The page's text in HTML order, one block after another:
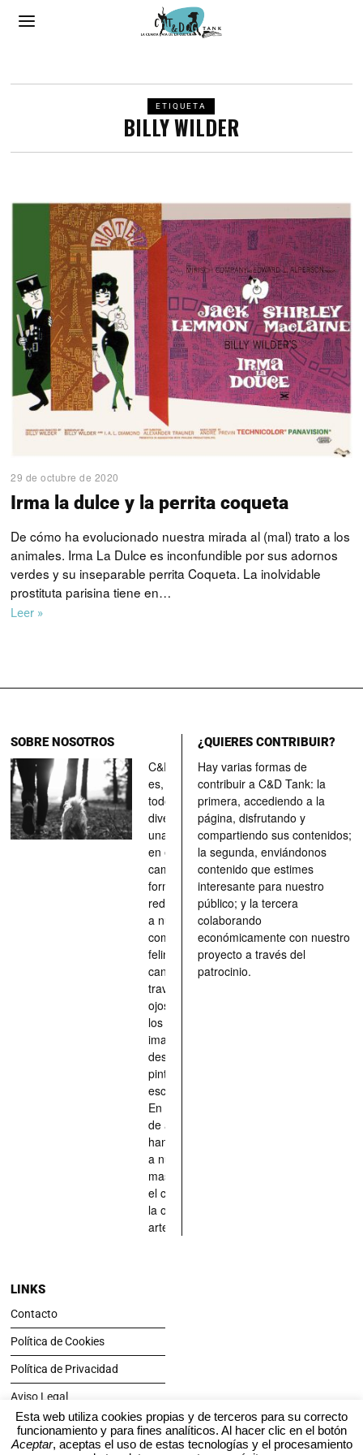
ETIQUETA
BILLY WILDER
29 de octubre de 2020
Irma la dulce y la perrita coqueta
De cómo ha evolucionado nuestra mirada al (mal) trato a los
animales. Irma La Dulce es inconfundible por sus adornos
verdes y su inseparable perrita Coqueta. La inolvidable
prostituta parisina tiene en…
Leer »
SOBRE NOSOTROS
C&D Tank
es, ante
todo, un
divertimento,
una parada
en el
camino, una
forma de
redescubrir
a nuestros
compañeros
felinos y
caninos a
través de los
ojos quienes
los han
imaginado,
descrito,
pintado,
esculpido...
En definitiva,
de aquellos
han situado
a nuestras
mascotas en
el centro de
la obra de
arte.
¿QUIERES CONTRIBUIR?
Hay varias formas de
contribuir a C&D Tank: la
primera, accediendo a la
página, disfrutando y
compartiendo sus contenidos;
la segunda, enviándonos
contenido que estimes
interesante para nuestro
público; y la tercera
colaborando
económicamente con nuestro
proyecto a través del
patrocinio.
LINKS
Contacto
Política de Cookies
Política de Privacidad
Aviso Legal
SÍGUENOS
Esta web utiliza cookies propias y de terceros para su correcto
funcionamiento y para fines analíticos. Al hacer clic en el botón
Aceptar, aceptas el uso de estas tecnologías y el procesamiento